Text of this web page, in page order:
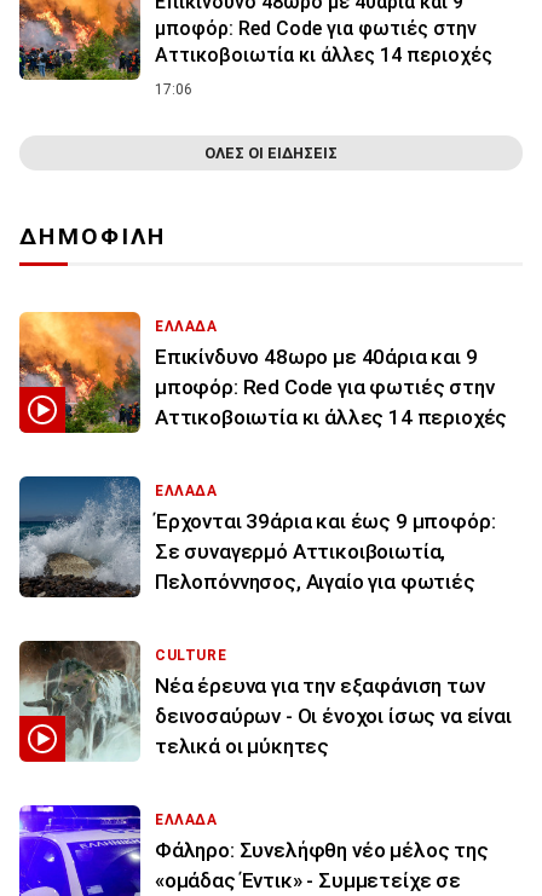
μποφόρ: Red Code για φωτιές στην
Αττικοβοιωτία κι άλλες 14 περιοχές
17:06
ΟΛΕΣ ΟΙ ΕΙΔΗΣΕΙΣ
ΔΗΜΟΦΙΛΗ
ΕΛΛΑΔΑ
Επικίνδυνο 48ωρο με 40άρια και 9
μποφόρ: Red Code για φωτιές στην
Αττικοβοιωτία κι άλλες 14 περιοχές
ΕΛΛΑΔΑ
Έρχονται 39άρια και έως 9 μποφόρ:
Σε συναγερμό Αττικοιβοιωτία,
Πελοπόννησος, Αιγαίο για φωτιές
CULTURE
Νέα έρευνα για την εξαφάνιση των
δεινοσαύρων - Οι ένοχοι ίσως να είναι
τελικά οι μύκητες
ΕΛΛΑΔΑ
Φάληρο: Συνελήφθη νέο μέλος της
«ομάδας Έντικ» - Συμμετείχε σε